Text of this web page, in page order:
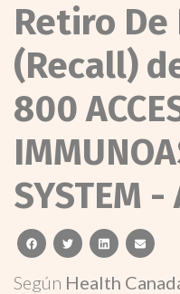
Retiro De
(Recall)
800
SYSTEM -
facebooktwitterlinkedinemail
Según Health